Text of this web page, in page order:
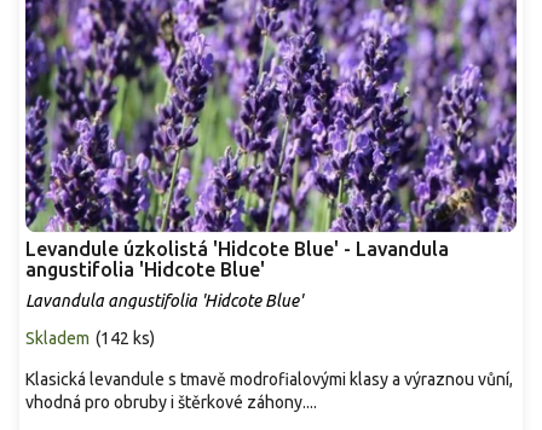
Levandule úzkolistá 'Hidcote Blue' - Lavandula
angustifolia 'Hidcote Blue'
Lavandula angustifolia 'Hidcote Blue'
Skladem (142 ks)
Klasická levandule s tmavě modrofialovými klasy a výraznou vůní,
vhodná pro obruby i štěrkové záhony....